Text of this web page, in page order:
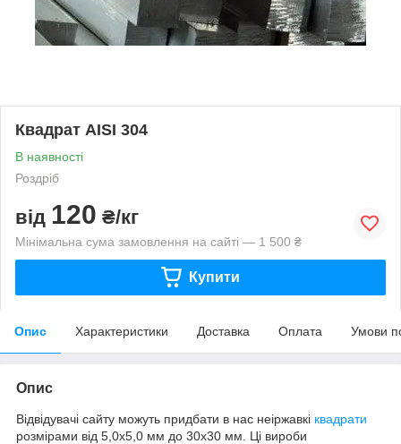
Квадрат AISI 304
В наявності
Роздріб
від 120 ₴/кг
Мінімальна сума замовлення на сайті — 1 500 ₴
Купити
Опис Характеристики Доставка Оплата Умови
Опис
Відвідувачі сайту можуть придбати в нас неіржавкі квадрати
розмірами від 5,0х5,0 мм до 30х30 мм. Ці вироби